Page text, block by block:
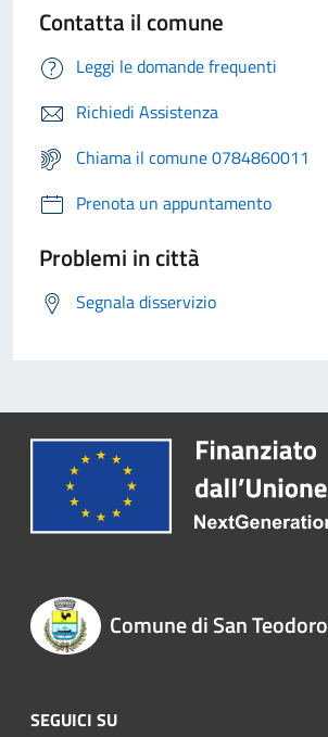
Contatta il comune
Leggi le domande frequenti
Richiedi Assistenza
Chiama il comune 0784860011
Prenota un appuntamento
Problemi in città
Segnala disservizio
Comune di San Teodoro
SEGUICI SU